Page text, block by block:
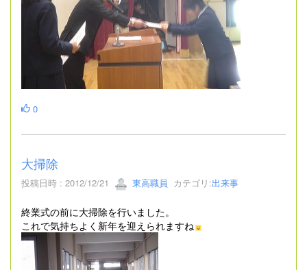
0
大掃除
投稿日時 : 2012/12/21 東高職員 カテゴリ:出来事
終業式の前に大掃除を行いました。
これで気持ちよく新年を迎えられますね